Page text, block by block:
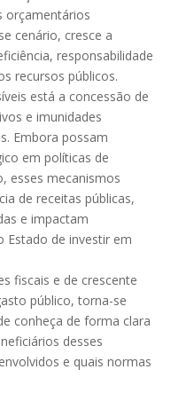
orçamentários
cenário, cresce a
responsabilidade
recursos públicos.
está a concessão de
e imunidades
Embora possam
em políticas de
esses mecanismos
de receitas públicas,
e impactam
Estado de investir em
fiscais e de crescente
público, torna-se
conheça de forma clara
desses
e quais normas